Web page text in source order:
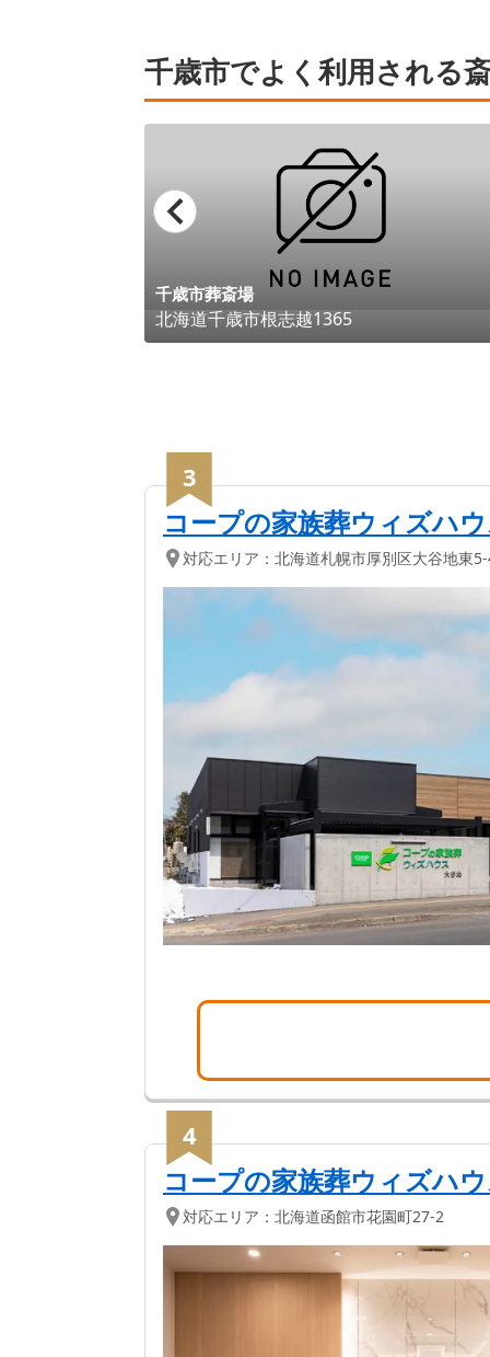
千歳市でよく利用される
千歳市葬斎場
北海道千歳市根志越1365
3
コープの家族葬ウィズハ
対応エリア： 北海道札幌市厚別区大谷地東
4
コープの家族葬ウィズハ
対応エリア： 北海道函館市花園町27-2